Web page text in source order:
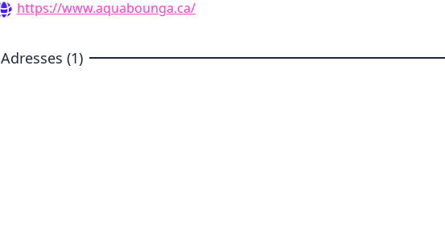
https://www.aquabounga.ca/
Adresses (1)